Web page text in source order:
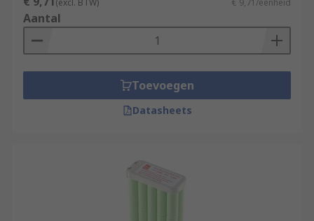
(excl. BTW) € 9,71/eenheid
Aantal
Toevoegen
Datasheets